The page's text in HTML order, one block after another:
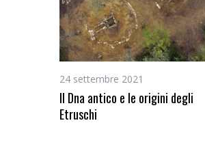
24 settembre 2021
Il Dna antico e le origini degli
Etruschi